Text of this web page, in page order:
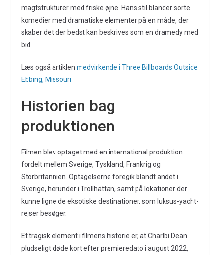
magtstrukturer med friske øjne. Hans stil blander sorte
komedier med dramatiske elementer på en måde, der
skaber det der bedst kan beskrives som en dramedy med
bid.
Læs også artiklen medvirkende i Three Billboards Outside
Ebbing, Missouri
Historien bag
produktionen
Filmen blev optaget med en international produktion
fordelt mellem Sverige, Tyskland, Frankrig og
Storbritannien. Optagelserne foregik blandt andet i
Sverige, herunder i Trollhättan, samt på lokationer der
kunne ligne de eksotiske destinationer, som luksus-yacht-
rejser besøger.
Et tragisk element i filmens historie er, at Charlbi Dean
pludseligt døde kort efter premieredato i august 2022,